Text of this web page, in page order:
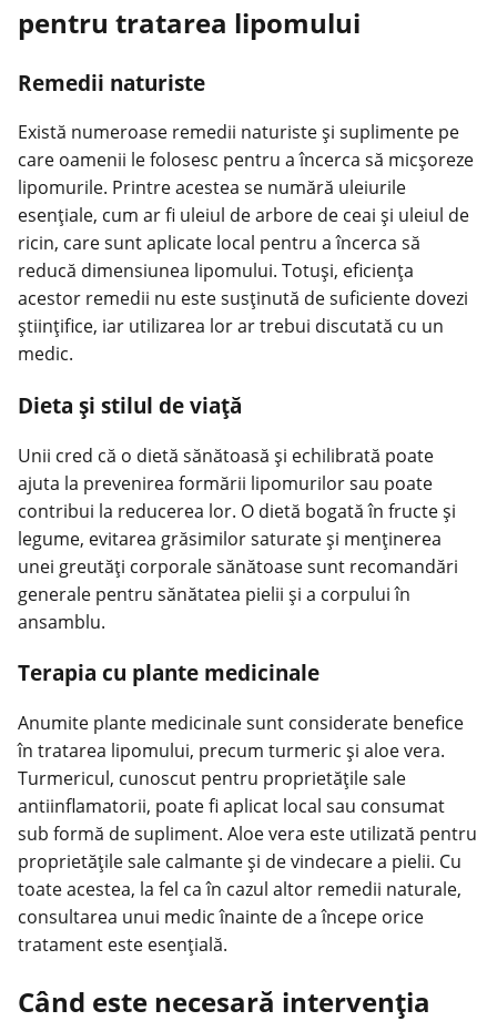
pentru tratarea lipomului
Remedii naturiste
Există numeroase remedii naturiste și suplimente pe
care oamenii le folosesc pentru a încerca să micșoreze
lipomurile. Printre acestea se numără uleiurile
esențiale, cum ar fi uleiul de arbore de ceai și uleiul de
ricin, care sunt aplicate local pentru a încerca să
reducă dimensiunea lipomului. Totuși, eficiența
acestor remedii nu este susținută de suficiente dovezi
științifice, iar utilizarea lor ar trebui discutată cu un
medic.
Dieta și stilul de viață
Unii cred că o dietă sănătoasă și echilibrată poate
ajuta la prevenirea formării lipomurilor sau poate
contribui la reducerea lor. O dietă bogată în fructe și
legume, evitarea grăsimilor saturate și menținerea
unei greutăți corporale sănătoase sunt recomandări
generale pentru sănătatea pielii și a corpului în
ansamblu.
Terapia cu plante medicinale
Anumite plante medicinalesunt considerate benefice
în tratarea lipomului, precum turmeric și aloe vera.
Turmericul, cunoscut pentru proprietățile sale
antiinflamatorii, poate fi aplicat local sau consumat
sub formă de supliment. Aloe vera este utilizată pentru
proprietățile sale calmante și de vindecare a pielii. Cu
toate acestea, la fel ca în cazul altor remedii naturale,
consultarea unui medic înainte de a începe orice
tratament este esențială.
Când este necesară intervenția